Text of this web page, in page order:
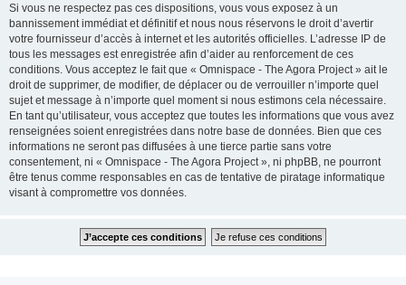
Si vous ne respectez pas ces dispositions, vous vous exposez à un
bannissement immédiat et définitif et nous nous réservons le droit d’avertir
votre fournisseur d’accès à internet et les autorités officielles. L’adresse IP de
tous les messages est enregistrée afin d’aider au renforcement de ces
conditions. Vous acceptez le fait que « Omnispace - The Agora Project » ait le
droit de supprimer, de modifier, de déplacer ou de verrouiller n’importe quel
sujet et message à n’importe quel moment si nous estimons cela nécessaire.
En tant qu’utilisateur, vous acceptez que toutes les informations que vous avez
renseignées soient enregistrées dans notre base de données. Bien que ces
informations ne seront pas diffusées à une tierce partie sans votre
consentement, ni « Omnispace - The Agora Project », ni phpBB, ne pourront
être tenus comme responsables en cas de tentative de piratage informatique
visant à compromettre vos données.